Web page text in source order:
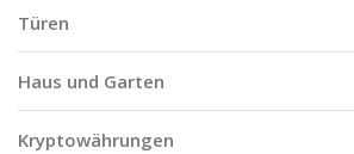
Türen
Haus und Garten
Kryptowährungen